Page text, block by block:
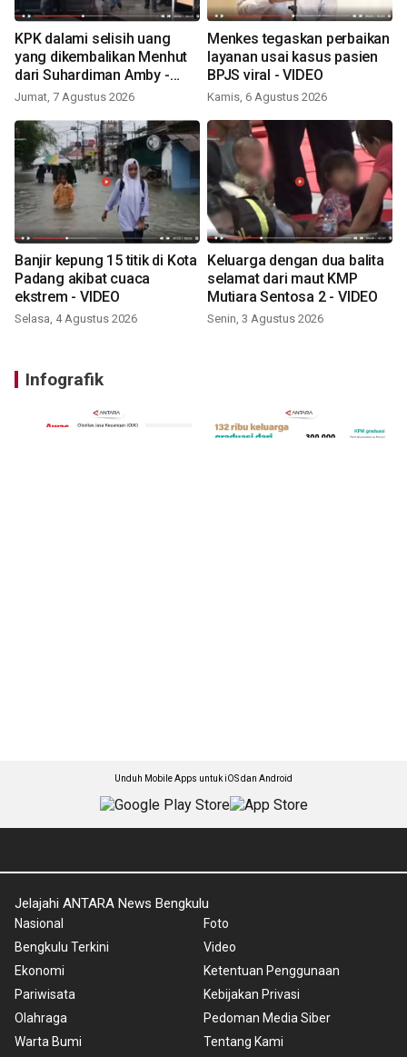
KPK dalami selisih uang
yang dikembalikan Menhut
dari Suhardiman Amby -
VIDEO
Jumat, 7 Agustus 2026
Menkes tegaskan perbaikan
layanan usai kasus pasien
BPJS viral - VIDEO
Kamis, 6 Agustus 2026
Banjir kepung 15 titik di Kota
Padang akibat cuaca
ekstrem - VIDEO
Selasa, 4 Agustus 2026
Keluarga dengan dua balita
selamat dari maut KMP
Mutiara Sentosa 2 - VIDEO
Senin, 3 Agustus 2026
Infografik
Unduh Mobile Apps untuk iOS dan Android
Jelajahi ANTARA News Bengkulu
Nasional
Bengkulu Terkini
Ekonomi
Pariwisata
Olahraga
Warta Bumi
Foto
Video
Ketentuan Penggunaan
Kebijakan Privasi
Pedoman Media Siber
Tentang Kami